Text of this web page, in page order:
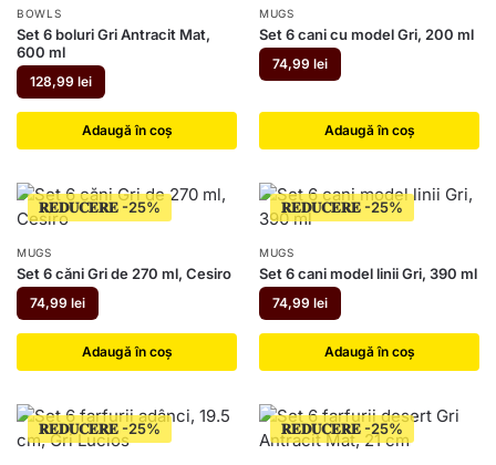
BOWLS
Set 6 boluri Gri Antracit Mat,
600 ml
128,99 lei
Adaugă în coș
MUGS
Set 6 cani cu model Gri, 200 ml
74,99 lei
Adaugă în coș
𝐑𝐄𝐃𝐔𝐂𝐄𝐑𝐄
MUGS
Set 6 căni Gri de 270 ml, Cesiro
74,99 lei
Adaugă în coș
𝐑𝐄𝐃𝐔𝐂𝐄𝐑𝐄
MUGS
Set 6 cani model linii Gri, 390 ml
74,99 lei
Adaugă în coș
𝐑𝐄𝐃𝐔𝐂𝐄𝐑𝐄 𝐑𝐄𝐃𝐔𝐂𝐄𝐑𝐄